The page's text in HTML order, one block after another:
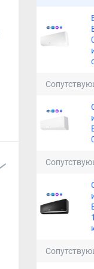
Кондиционер
Настенные
Дешевые